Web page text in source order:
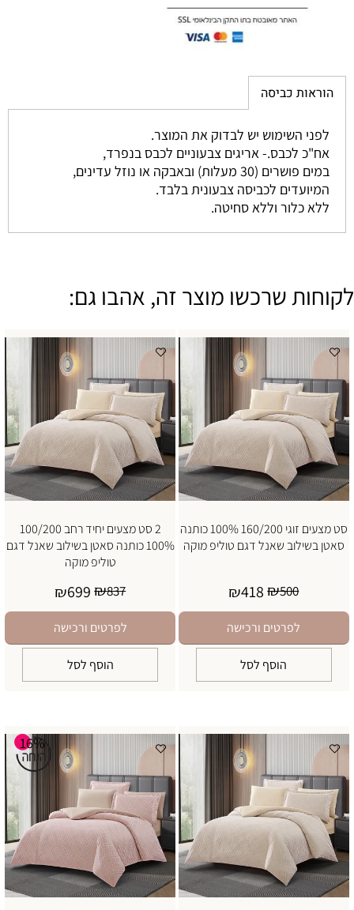
הוראות כביסה
לפני השימוש יש לבדוק את המוצר.
אח"כ לכבס.- אריגים צבעוניים לכבס בנפרד,
במים פושרים (30 מעלות) ובאבקה או נוזל עדינים,
המיועדים לכביסה צבעונית בלבד.
ללא כלור וללא סחיטה.
לקוחות שרכשו מוצר זה, אהבו גם:
סט מצעים זוגי 160/200 100% כותנה
סאטן בשילוב שאנל דגם טוליפ מוקה
₪500
₪418
לפרטים ורכישה
הוסף לסל
2 סט מצעים יחיד רחב 100/200
100% כותנה סאטן בשילוב שאנל דגם
טוליפ מוקה
₪837
₪699
לפרטים ורכישה
הוסף לסל
16%